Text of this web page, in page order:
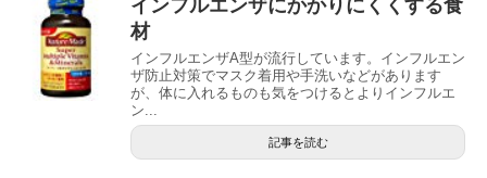
インフルエンザにかかりにくくする食
材
インフルエンザA型が流行しています。インフルエン
ザ防止対策でマスク着用や手洗いなどがあります
が、体に入れるものも気をつけるとよりインフルエ
ン...
記事を読む